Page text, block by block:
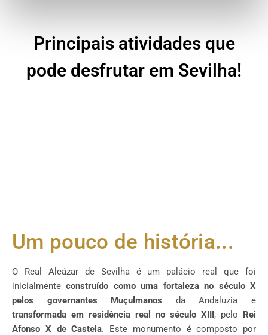
Principais atividades que
pode desfrutar em Sevilha!
Um pouco de história...
O Real Alcázar de Sevilha é um palácio real que foi
inicialmenteconstruído como uma fortaleza no século X
pelos governantes Muçulmanos da Andaluzia e
transformada em residência real no século XIII, pelo Rei
Afonso X de Castela. Este monumento é composto por